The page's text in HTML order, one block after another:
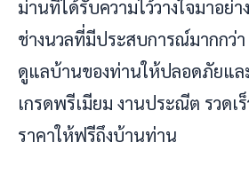
ม่านที่ได้รับความไว้วางใจมาอย่
ช่างนวลที่มีประสบการณ์มากกว่
ดูแลบ้านของท่านให้ปลอดภัยแล
เกรดพรีเมียม งานประณีต รวดเ
ราคาให้ฟรีถึงบ้านท่าน